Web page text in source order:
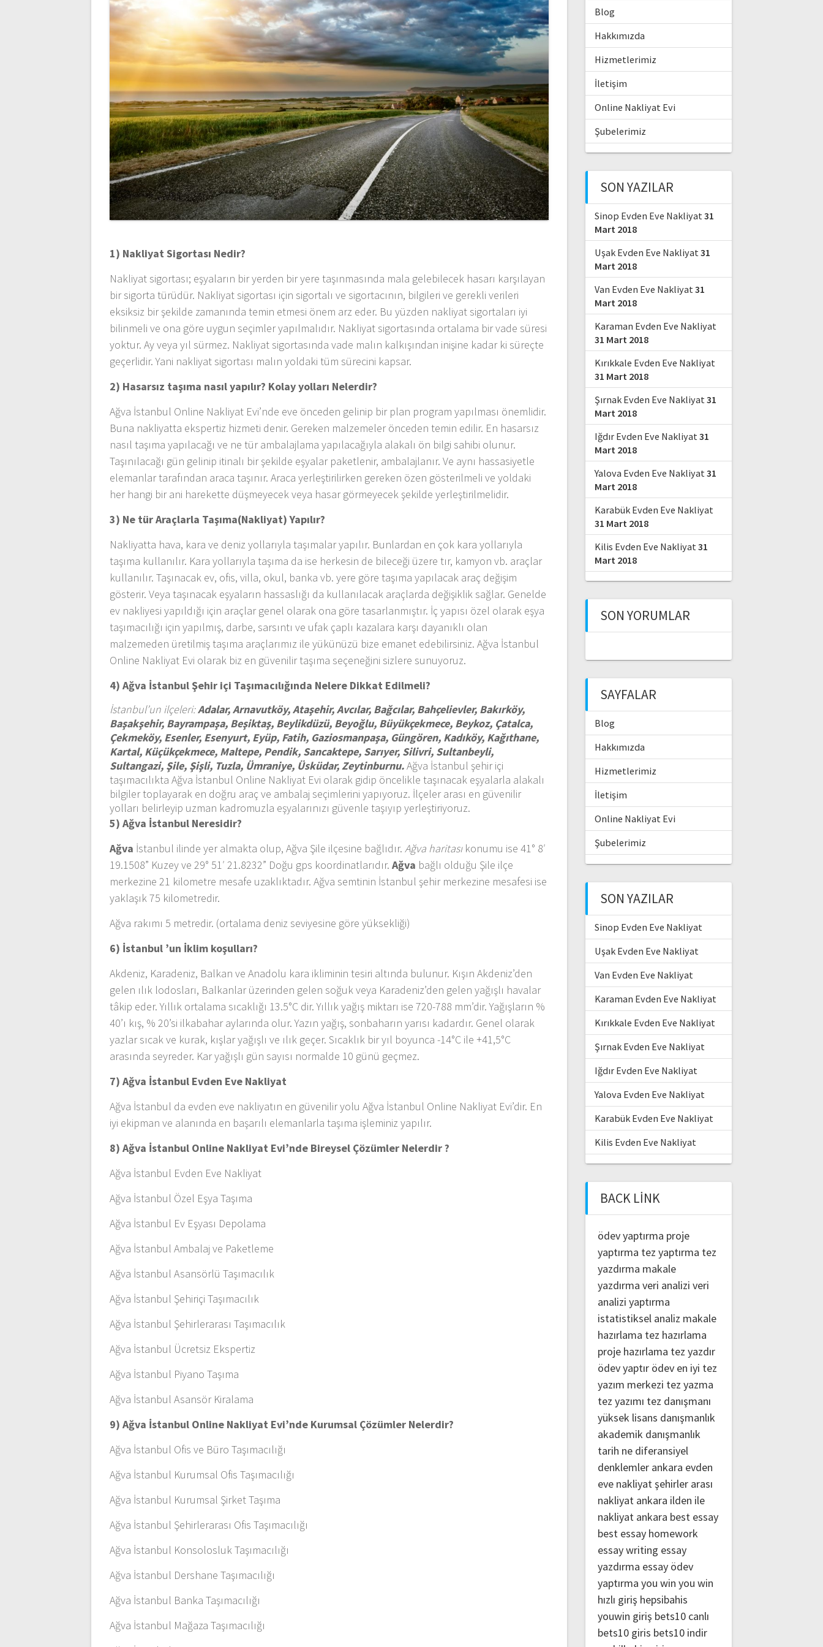
1) Nakliyat Sigortası Nedir?
Nakliyat sigortası; eşyaların bir yerden bir yere taşınmasında mala gelebilecek hasarı karşılayan
bir sigorta türüdür. Nakliyat sigortası için sigortalı ve sigortacının, bilgileri ve gerekli verileri
eksiksiz bir şekilde zamanında temin etmesi önem arz eder. Bu yüzden nakliyat sigortaları iyi
bilinmeli ve ona göre uygun seçimler yapılmalıdır. Nakliyat sigortasında ortalama bir vade süresi
yoktur. Ay veya yıl sürmez. Nakliyat sigortasında vade malın kalkışından inişine kadar ki süreçte
geçerlidir. Yani nakliyat sigortası malın yoldaki tüm sürecini kapsar.
2) Hasarsız taşıma nasıl yapılır? Kolay yolları Nelerdir?
Ağva İstanbul Online Nakliyat Evi’nde eve önceden gelinip bir plan program yapılması önemlidir.
Buna nakliyatta ekspertiz hizmeti denir. Gereken malzemeler önceden temin edilir. En hasarsız
nasıl taşıma yapılacağı ve ne tür ambalajlama yapılacağıyla alakalı ön bilgi sahibi olunur.
Taşınılacağı gün gelinip itinalı bir şekilde eşyalar paketlenir, ambalajlanır. Ve aynı hassasiyetle
elemanlar tarafından araca taşınır. Araca yerleştirilirken gereken özen gösterilmeli ve yoldaki
her hangi bir ani harekette düşmeyecek veya hasar görmeyecek şekilde yerleştirilmelidir.
3) Ne tür Araçlarla Taşıma(Nakliyat) Yapılır?
Nakliyatta hava, kara ve deniz yollarıyla taşımalar yapılır. Bunlardan en çok kara yollarıyla
taşıma kullanılır. Kara yollarıyla taşıma da ise herkesin de bileceği üzere tır, kamyon vb. araçlar
kullanılır. Taşınacak ev, ofis, villa, okul, banka vb. yere göre taşıma yapılacak araç değişim
gösterir. Veya taşınacak eşyaların hassaslığı da kullanılacak araçlarda değişiklik sağlar. Genelde
ev nakliyesi yapıldığı için araçlar genel olarak ona göre tasarlanmıştır. İç yapısı özel olarak eşya
taşımacılığı için yapılmış, darbe, sarsıntı ve ufak çaplı kazalara karşı dayanıklı olan
malzemeden üretilmiş taşıma araçlarımız ile yükünüzü bize emanet edebilirsiniz. Ağva İstanbul
Online Nakliyat Evi olarak biz en güvenilir taşıma seçeneğini sizlere sunuyoruz.
4) Ağva İstanbul Şehir içi Taşımacılığında Nelere Dikkat Edilmeli?
İstanbul’un ilçeleri:Adalar, Arnavutköy, Ataşehir, Avcılar, Bağcılar, Bahçelievler, Bakırköy,
Başakşehir, Bayrampaşa, Beşiktaş, Beylikdüzü, Beyoğlu, Büyükçekmece, Beykoz, Çatalca,
Çekmeköy, Esenler, Esenyurt, Eyüp, Fatih, Gaziosmanpaşa, Güngören, Kadıköy, Kağıthane,
Kartal, Küçükçekmece, Maltepe, Pendik, Sancaktepe, Sarıyer, Silivri, Sultanbeyli,
Sultangazi, Şile, Şişli, Tuzla, Ümraniye, Üsküdar, Zeytinburnu.Ağva İstanbul şehir içi
taşımacılıkta Ağva İstanbul Online Nakliyat Evi olarak gidip öncelikle taşınacak eşyalarla alakalı
bilgiler toplayarak en doğru araç ve ambalaj seçimlerini yapıyoruz. İlçeler arası en güvenilir
yolları belirleyip uzman kadromuzla eşyalarınızı güvenle taşıyıp yerleştiriyoruz.
5) Ağva İstanbul Neresidir?
Ağva İstanbul ilinde yer almakta olup, Ağva Şile ilçesine bağlıdır.Ağva haritasıkonumu ise 41° 8′
19.1508” Kuzey ve 29° 51′ 21.8232” Doğu gps koordinatlarıdır.Ağva bağlı olduğu Şile ilçe
merkezine 21 kilometre mesafe uzaklıktadır. Ağva semtinin İstanbul şehir merkezine mesafesi ise
yaklaşık 75 kilometredir.
Ağva rakımı 5 metredir. (ortalama deniz seviyesine göre yüksekliği)
6) İstanbul ’un İklim koşulları?
Akdeniz, Karadeniz, Balkan ve Anadolu kara ikliminin tesiri altında bulunur. Kışın Akdeniz’den
gelen ılık lodosları, Balkanlar üzerinden gelen soğuk veya Karadeniz’den gelen yağışlı havalar
tâkip eder. Yıllık ortalama sıcaklığı 13.5°C dir. Yıllık yağış miktarı ise 720-788 mm’dir. Yağışların %
40’ı kış, % 20’si ilkabahar aylarında olur. Yazın yağış, sonbaharın yarısı kadardır. Genel olarak
yazlar sıcak ve kurak, kışlar yağışlı ve ılık geçer. Sıcaklık bir yıl boyunca -14°C ile +41,5°C
arasında seyreder. Kar yağışlı gün sayısı normalde 10 günü geçmez.
7) Ağva İstanbul Evden Eve Nakliyat
Ağva İstanbul da evden eve nakliyatın en güvenilir yolu Ağva İstanbul Online Nakliyat Evi’dir. En
iyi ekipman ve alanında en başarılı elemanlarla taşıma işleminiz yapılır.
8) Ağva İstanbul Online Nakliyat Evi’nde Bireysel Çözümler Nelerdir ?
Ağva İstanbul Evden Eve Nakliyat
Ağva İstanbul Özel Eşya Taşıma
Ağva İstanbul Ev Eşyası Depolama
Ağva İstanbul Ambalaj ve Paketleme
Ağva İstanbul Asansörlü Taşımacılık
Ağva İstanbul Şehiriçi Taşımacılık
Ağva İstanbul Şehirlerarası Taşımacılık
Ağva İstanbul Ücretsiz Ekspertiz
Ağva İstanbul Piyano Taşıma
Ağva İstanbul Asansör Kiralama
9) Ağva İstanbul Online Nakliyat Evi’nde Kurumsal Çözümler Nelerdir?
Ağva İstanbul Ofis ve Büro Taşımacılığı
Ağva İstanbul Kurumsal Ofis Taşımacılığı
Ağva İstanbul Kurumsal Şirket Taşıma
Ağva İstanbul Şehirlerarası Ofis Taşımacılığı
Ağva İstanbul Konsolosluk Taşımacılığı
Ağva İstanbul Dershane Taşımacılığı
Ağva İstanbul Banka Taşımacılığı
Ağva İstanbul Mağaza Taşımacılığı
Blog
Hakkımızda
Hizmetlerimiz
İletişim
Online Nakliyat Evi
Şubelerimiz
SON YAZILAR
Sinop Evden Eve Nakliyat31
Mart 2018
Uşak Evden Eve Nakliyat31
Mart 2018
Van Evden Eve Nakliyat31
Mart 2018
Karaman Evden Eve Nakliyat
31 Mart 2018
Kırıkkale Evden Eve Nakliyat
31 Mart 2018
Şırnak Evden Eve Nakliyat31
Mart 2018
Iğdır Evden Eve Nakliyat31
Mart 2018
Yalova Evden Eve Nakliyat31
Mart 2018
Karabük Evden Eve Nakliyat
31 Mart 2018
Kilis Evden Eve Nakliyat31
Mart 2018
SON YORUMLAR
SAYFALAR
Blog
Hakkımızda
Hizmetlerimiz
İletişim
Online Nakliyat Evi
Şubelerimiz
SON YAZILAR
Sinop Evden Eve Nakliyat
Uşak Evden Eve Nakliyat
Van Evden Eve Nakliyat
Karaman Evden Eve Nakliyat
Kırıkkale Evden Eve Nakliyat
Şırnak Evden Eve Nakliyat
Iğdır Evden Eve Nakliyat
Yalova Evden Eve Nakliyat
Karabük Evden Eve Nakliyat
Kilis Evden Eve Nakliyat
BACK LINK
ödev yaptırma proje
yaptırma tez yaptırma tez
yazdırma makale
yazdırma veri analizi veri
analizi yaptırma
istatistiksel analiz makale
hazırlama tez hazırlama
proje hazırlama tez yazdır
ödev yaptır ödev en iyi tez
yazım merkezi tez yazma
tez yazımı tez danışmanı
yüksek lisans danışmanlık
akademik danışmanlık
tarih ne diferansiyel
denklemler ankara evden
eve nakliyatşehirler arası
nakliyat ankara ilden ile
nakliyat ankara best essay
best essay homework
essay writing essay
yazdırma essay ödev
yaptırma you win you win
hızlı giriş hepsibahis
youwin giriş bets10 canlı
bets10 giris bets10 indir